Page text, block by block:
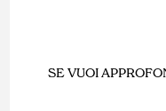
SE VUOI